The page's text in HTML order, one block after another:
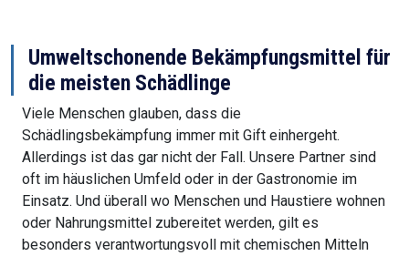
Umweltschonende Bekämpfungsmittel für
die meisten Schädlinge
Viele Menschen glauben, dass die
Schädlingsbekämpfung immer mit Gift einhergeht.
Allerdings ist das gar nicht der Fall. Unsere Partner sind
oft im häuslichen Umfeld oder in der Gastronomie im
Einsatz. Und überall wo Menschen und Haustiere wohnen
oder Nahrungsmittel zubereitet werden, gilt es
besonders verantwortungsvoll mit chemischen Mitteln